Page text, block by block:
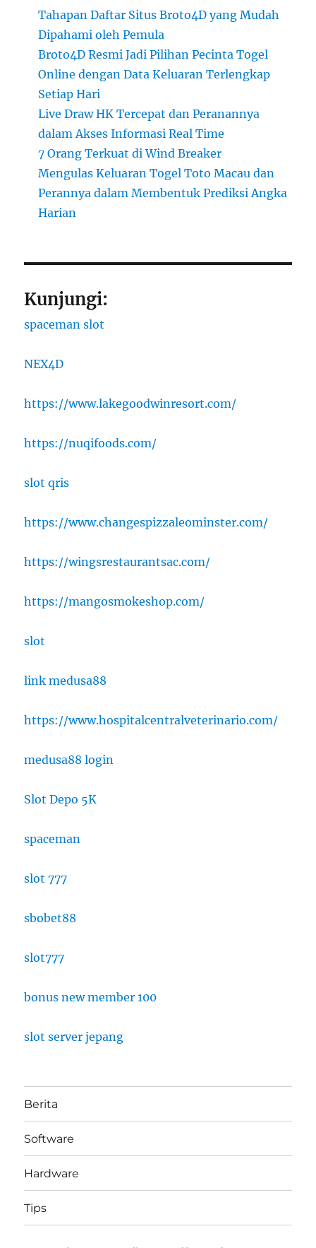
Tahapan Daftar Situs Broto4D yang Mudah
Dipahami oleh Pemula
Broto4D Resmi Jadi Pilihan Pecinta Togel
Online dengan Data Keluaran Terlengkap
Setiap Hari
Live Draw HK Tercepat dan Peranannya
dalam Akses Informasi Real Time
7 Orang Terkuat di Wind Breaker
Mengulas Keluaran Togel Toto Macau dan
Perannya dalam Membentuk Prediksi Angka
Harian
Kunjungi:
spaceman slot
NEX4D
https://www.lakegoodwinresort.com/
https://nuqifoods.com/
slot qris
https://www.changespizzaleominster.com/
https://wingsrestaurantsac.com/
https://mangosmokeshop.com/
slot
link medusa88
https://www.hospitalcentralveterinario.com/
medusa88 login
Slot Depo 5K
spaceman
slot 777
sbobet88
slot777
bonus new member 100
slot server jepang
Berita
Software
Hardware
Tips